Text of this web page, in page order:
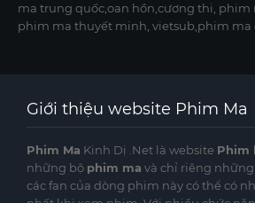
ma trung quốc,oan hồn,cương thi, phim
phim ma thuyết minh, vietsub,phim ma
Giới thiệu website Phim Ma
Phim Ma Kinh Dị .Net là website Phim
những bộ phim ma và chỉ riêng
các fan của dòng phim này có thể có